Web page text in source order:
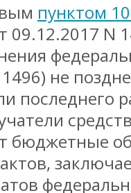
пунктом
09.12.2017 N
не
последнего